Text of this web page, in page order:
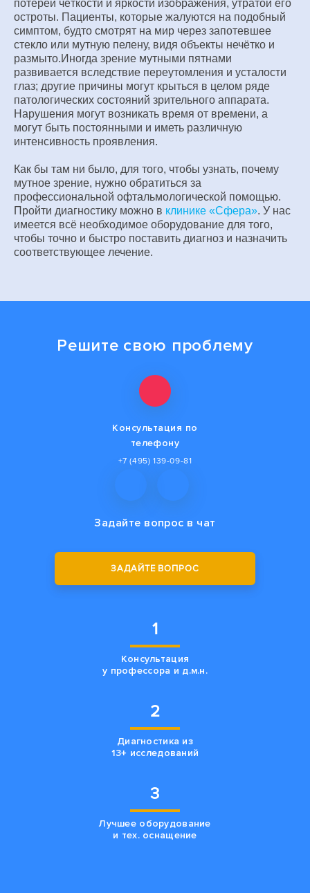
потерей чёткости и яркости изображения, утратой его
остроты. Пациенты, которые жалуются на подобный
симптом, будто смотрят на мир через запотевшее
стекло или мутную пелену, видя объекты нечётко и
размыто.Иногда зрение мутными пятнами
развивается вследствие переутомления и усталости
глаз; другие причины могут крыться в целом ряде
патологических состояний зрительного аппарата.
Нарушения могут возникать время от времени, а
могут быть постоянными и иметь различную
интенсивность проявления.
Как бы там ни было, для того, чтобы узнать, почему
мутное зрение, нужно обратиться за
профессиональной офтальмологической помощью.
Пройти диагностику можно в клинике «Сфера». У нас
имеется всё необходимое оборудование для того,
чтобы точно и быстро поставить диагноз и назначить
соответствующее лечение.
Решите свою проблему
Консультация по
телефону
+7 (495) 139-09-81
Задайте вопрос в чат
1
Консультация
у профессора и д.м.н.
2
Диагностика из
13+ исследований
3
Лучшее оборудование
и тех. оснащение
ЗАДАЙТЕ ВОПРОС